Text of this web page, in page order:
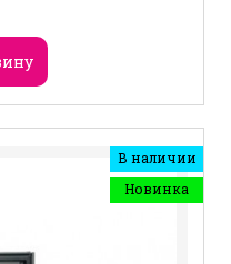
В наличии
Новинка